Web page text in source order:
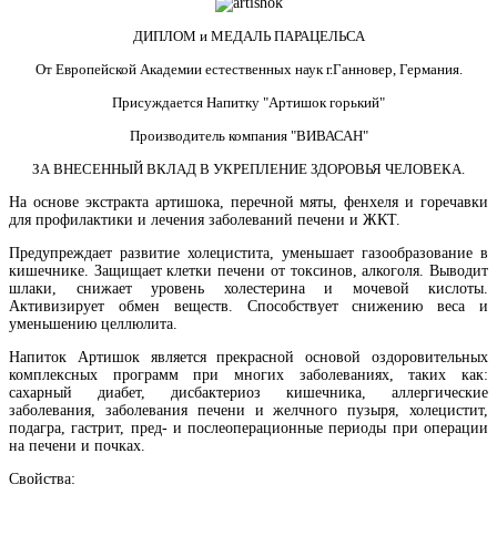
ДИПЛОМ и МЕДАЛЬ ПАРАЦЕЛЬСА
От Европейской Академии естественных наук г.Ганновер, Германия.
Присуждается Напитку "Артишок горький"
Производитель компания "ВИВАСАН"
ЗА ВНЕСЕННЫЙ ВКЛАД В УКРЕПЛЕНИЕ ЗДОРОВЬЯ ЧЕЛОВЕКА.
На основе экстракта артишока, перечной мяты, фенхеля и горечавки
для профилактики и лечения заболеваний печени и ЖКТ.
Предупреждает развитие холецистита, уменьшает газообразование в
кишечнике. Защищает клетки печени от токсинов, алкоголя. Выводит
шлаки, снижает уровень холестерина и мочевой кислоты.
Активизирует обмен веществ. Способствует снижению веса и
уменьшению целлюлита.
Напиток Артишок является прекрасной основой оздоровительных
комплексных программ при многих заболеваниях, таких как:
сахарный диабет, дисбактериоз кишечника, аллергические
заболевания, заболевания печени и желчного пузыря, холецистит,
подагра, гастрит, пред- и послеоперационные периоды при операции
на печени и почках.
Свойства: